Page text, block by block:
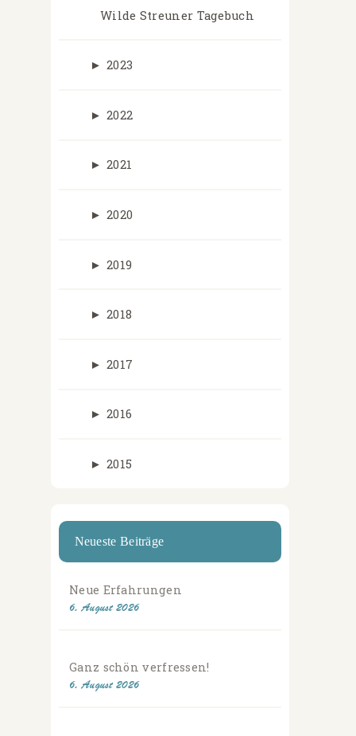
Wilde Streuner Tagebuch
► 2023
► 2022
► 2021
► 2020
► 2019
► 2018
► 2017
► 2016
► 2015
Neueste Beiträge
Neue Erfahrungen
6. August 2026
Ganz schön verfressen!
6. August 2026